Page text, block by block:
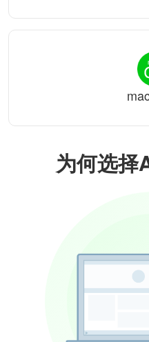
为何选择